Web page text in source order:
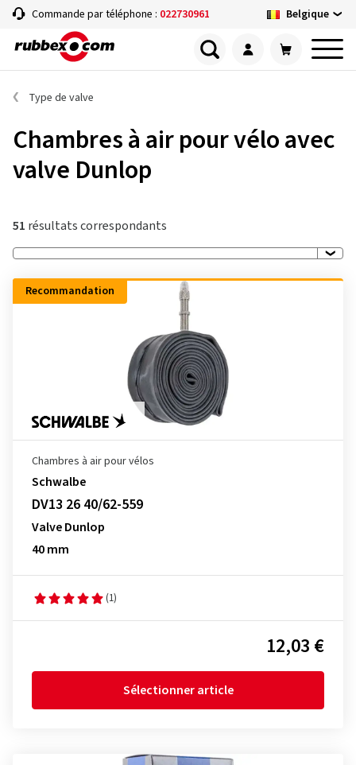
Commande par téléphone : 022730961 Belgique
Type de valve
Chambres à air pour vélo avec
valve Dunlop
51 résultats correspondants
Recommandation
Chambres à air pour vélos
Schwalbe
DV13 26 40/62-559
Valve Dunlop
40 mm
(1)
12,03 €
Sélectionner article